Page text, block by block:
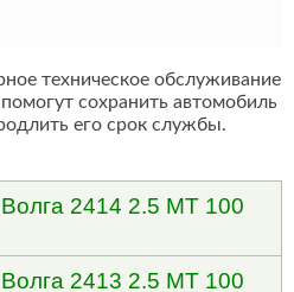
техническое обслуживание
сохранить автомобиль
его срок службы.
2414 2.5 MT 100
2413 2.5 MT 100